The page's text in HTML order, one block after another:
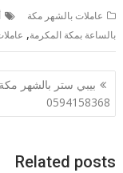
عاملات بالشهر مكة
بالساعة بمكة المكرمة,
تصفّح
المقالات
بيبي ستر بالشهر مكة
0594158368
Related posts